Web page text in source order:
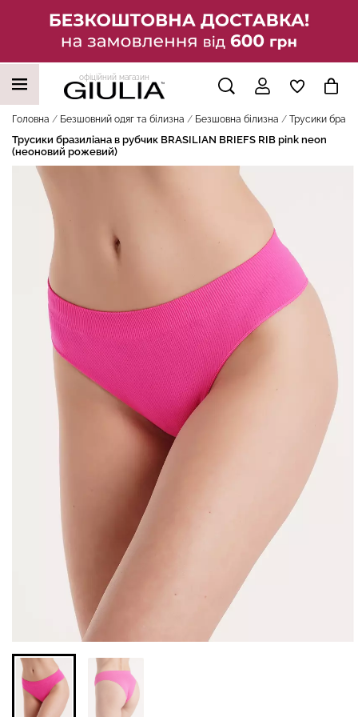
офіційний магазин
Головна Безшовний одяг та білизна Безшовна білизна Трусики
Трусики бразиліана в рубчик BRASILIAN BRIEFS RIB pink neon
(неоновий рожевий)
НАШІ ТРЕНДОВІ ТОВАРИ
Безшовні легінси з
мікрофібри LEGGINGS 02
Безшовні бразиліана з
легкою корекцією
BRASILIAN SHAPEWEAR